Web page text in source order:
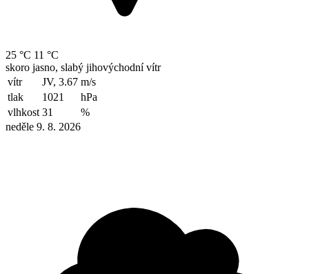
25 °C 11 °C
skoro jasno, slabý jihovýchodní vítr
vítr
JV, 3.67 m/s
tlak
1021
hPa
vlhkost 31
%
neděle 9. 8. 2026